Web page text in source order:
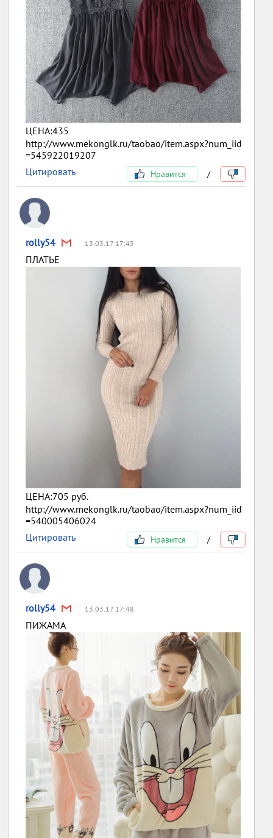
ЦЕНА:435
http://www.mekonglk.ru/taobao/item.aspx?num_iid
=545922019207
Цитировать
Нравится /
rolly54 13.03.17 17:45
ПЛАТЬЕ
ЦЕНА:705 руб.
http://www.mekonglk.ru/taobao/item.aspx?num_iid
=540005406024
Цитировать
Нравится /
rolly54 13.03.17 17:48
ПИЖАМА